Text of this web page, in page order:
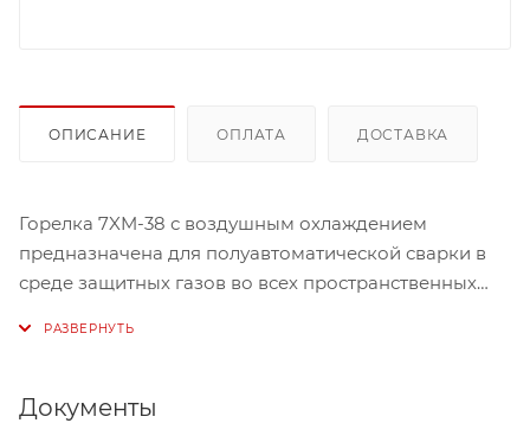
ОПИСАНИЕ ОПЛАТА ДОСТАВКА
Горелка 7XM-38 с воздушным охлаждением
предназначена для полуавтоматической сварки в
среде защитных газов во всех пространственных
Документы